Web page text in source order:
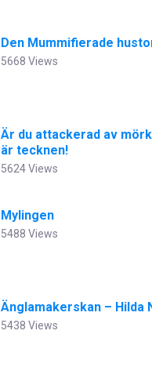
Den Mummifierade
5668 Views
Är du attackerad av
är tecknen!
5624 Views
Mylingen
5488 Views
Änglamakerskan – Hilda
5438 Views